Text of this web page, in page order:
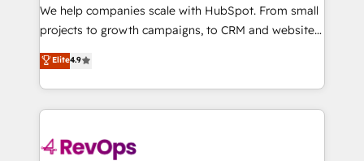
customer lifecycle through seamless integrations,
ensure long-term adoption with change-
management programs, and align marketing, sales,
and service to drive sustainable growth With 6 key
HubSpot accreditations and experience across
hundreds of organizations in dozens of industries,
teams has worked with clients just like you Let’s
We help companies scale with HubSpot. From small
projects to growth campaigns, to CRM and websites.
Hire an agency that's experienced in every inch of
HubSpot and willing to work hand-in-hand with your
team to simplify the complex and build a better
experience for your team and customers.
Elite4.9